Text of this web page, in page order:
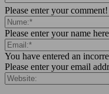
Please enter your comment!
Please enter your name here
You have entered an
Please enter your email